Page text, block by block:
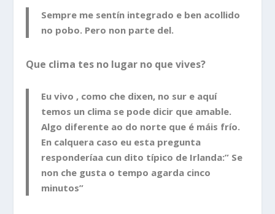
Sempre me sentín integrado e ben acollido
no pobo. Pero non parte del.
Que clima tes no lugar no que vives?
Eu vivo , como che dixen, no sur e aquí
temos un clima se pode dicir que amable.
Algo diferente ao do norte que é máis frío.
En calquera caso eu esta pregunta
responderíaa cun dito típico de Irlanda:” Se
non che gusta o tempo agarda cinco
minutos”